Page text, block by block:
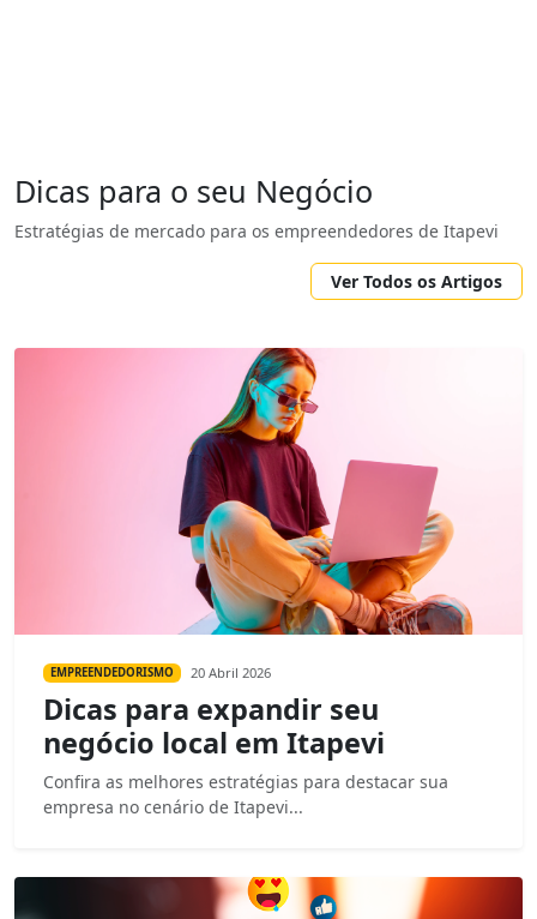
Dicas para o seu Negócio
Estratégias de mercado para os empreendedores de Itapevi
Ver Todos os Artigos
EMPREENDEDORISMO 20 Abril 2026
Dicas para expandir seu
negócio local em Itapevi
Confira as melhores estratégias para destacar sua
empresa no cenário de Itapevi...